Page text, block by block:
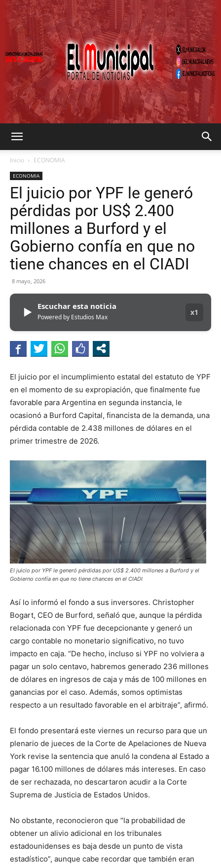
MUNICIPAL
Inicio ECONOMIA
ECONOMIA
El juicio por YPF le generó
pérdidas por US$ 2.400
millones a Burford y el
Gobierno confía en que no
tiene chances en el CIADI
8 mayo, 2026
▶ Escuchar esta noticia
Powered by Estudios Max
x1
El juicio por el incumplimiento estatal del estatuto de YPF
en el momento de su expropiación, que finalmente fue
favorable para Argentina en segunda instancia, le
ocasionó a Burford Capital, financista de la demanda, una
pérdida contable de 2.438 millones de dólares en el
primer trimestre de 2026.
El juicio por YPF le generó pérdidas por US$ 2.400 millones a Burford y el
Gobierno confía en que no tiene chances en el CIADI
Así lo informó el fondo a sus inversores. Christopher
Bogart, CEO de Burford, señaló que, aunque la pérdida
relacionada con YPF fue decepcionante y generó un
cargo contable no monetario significativo, no tuvo
impacto en caja. “De hecho, incluso si YPF no volviera a
pagar un solo centavo, habremos generado 236 millones
de dólares en ingresos de caja y más de 100 millones en
ganancias por el caso. Además, somos optimistas
respecto a un resultado favorable en el arbitraje”, afirmó.
El fondo presentará este viernes un recurso para que un
plenario de jueces de la Corte de Apelaciones de Nueva
York revise la sentencia que anuló la condena al Estado a
pagar 16.100 millones de dólares más intereses. En caso
de ser rechazada, no descartaron acudir a la Corte
Suprema de Justicia de Estados Unidos.
No obstante, reconocieron que “la probabilidad de
obtener un alivio adicional en los tribunales
estadounidenses es baja desde un punto de vista
estadístico”, aunque cabe recordar que también eran